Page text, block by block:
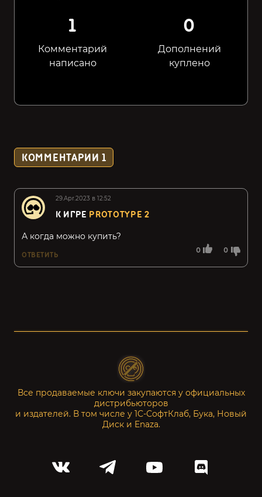
1
Комментарий
написано
0
Дополнений
куплено
КОММЕНТАРИИ 1
29.Apr.2023 в 12:52
К ИГРЕ PROTOTYPE 2
0 0
А когда можно купить?
ОТВЕТИТЬ
Все продаваемые ключи закупаются у официальных
дистрибьюторов
и издателей. В том числе у 1С-СофтКлаб, Бука, Новый
Диск и Enaza.